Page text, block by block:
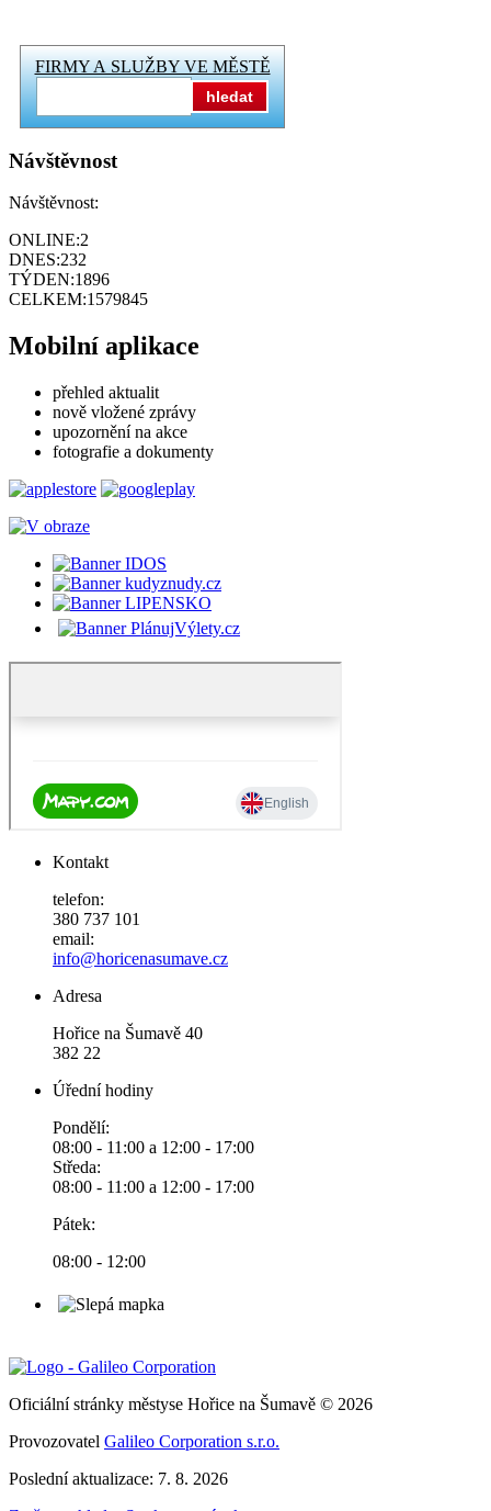
FIRMY A SLUŽBY VE MĚSTĚ
hledat
Návštěvnost
Návštěvnost:
ONLINE:2
DNES:232
TÝDEN:1896
CELKEM:1579845
Mobilní aplikace
přehled aktualit
nově vložené zprávy
upozornění na akce
fotografie a dokumenty
Kontakt
telefon:
380 737 101
email:
info@horicenasumave.cz
Adresa
Hořice na Šumavě 40
382 22
Úřední hodiny
Pondělí:
08:00 - 11:00 a 12:00 - 17:00
Středa:
08:00 - 11:00 a 12:00 - 17:00
Pátek:
08:00 - 12:00
Oficiální stránky městyse Hořice na Šumavě © 2026
Provozovatel Galileo Corporation s.r.o.
Poslední aktualizace: 7. 8. 2026